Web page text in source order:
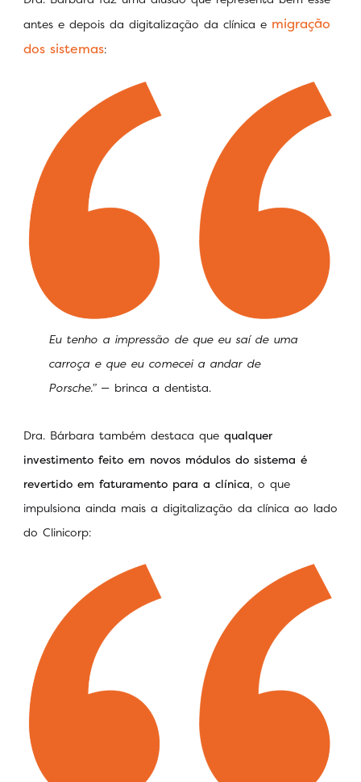
antes e depois da digitalização da clínica e migração
dos sistemas:
Eu tenho a impressão de que eu saí de uma
carroça e que eu comecei a andar de
Porsche.”— brinca a dentista.
Dra. Bárbara também destaca que qualquer
investimento feito em novos módulos do sistema é
revertido em faturamento para a clínica, o que
impulsiona ainda mais a digitalização da clínica ao lado
do Clinicorp: